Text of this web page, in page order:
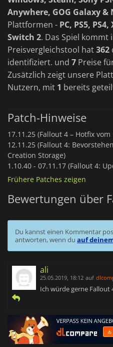
Anywhere, GOG Galaxy
Plattformen - PC, PS5,
Switch 2. Das Spiel kommt
Preisvergleichstool hat362
identifiziert. und 7 Preise
Zusätzlich zeigt unsere
Nutzern, mit 1 bereits
Patch-Hinweise
17.11.25 (Fallout 4 – Hotfix
12.11.25 (Fallout 4:
Creation Storage)
1.10.40 - 07.11.17 (Fallout 4:
Frühere Patches zeigen
Bewertungen über
Du kannst einen Kommentar
antworten, wenn du auf
ali
25.05.2019, 18:12 auf
Ich würde gerne Fallout